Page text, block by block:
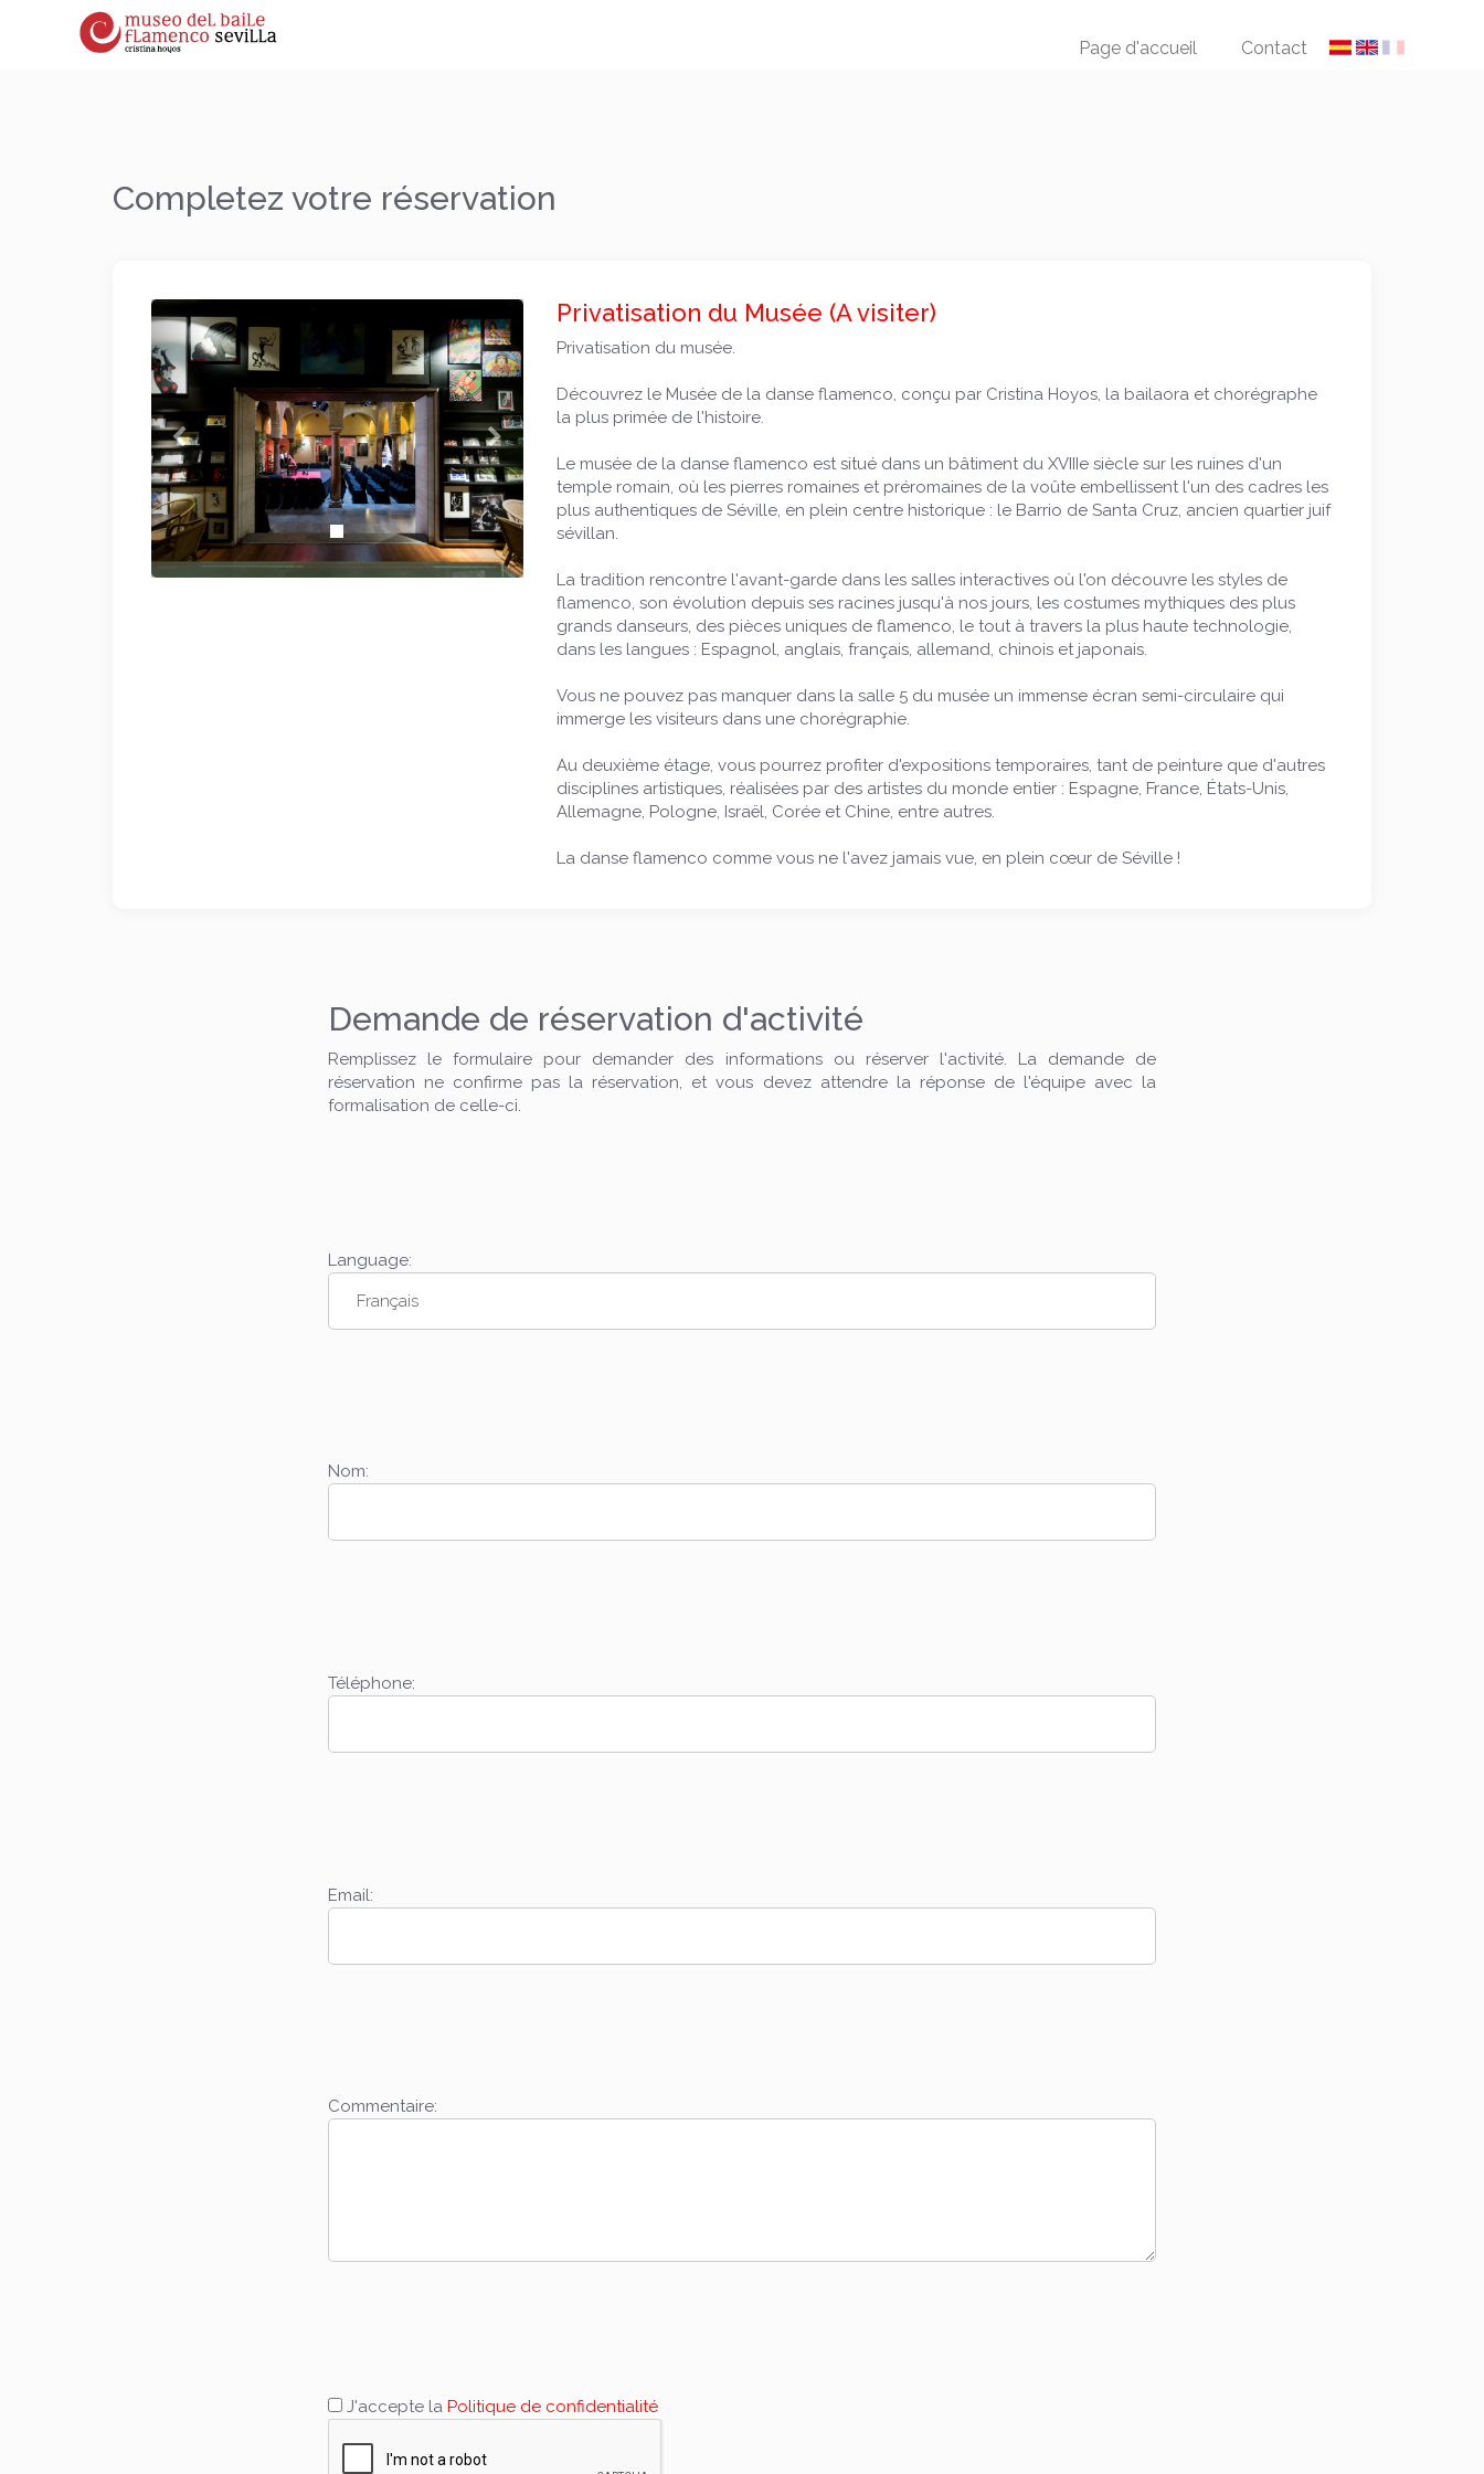
Page d'accueil Contact
Completez votre réservation
Précédent Suivant
Privatisation du Musée (A visiter)
Privatisation du musée.
Découvrez le Musée de la danse flamenco, conçu par Cristina Hoyos, la bailaora et chorégraphe
la plus primée de l'histoire.
Le musée de la danse flamenco est situé dans un bâtiment du XVIIIe siècle sur les ruines d'un
temple romain, où les pierres romaines et préromaines de la voûte embellissent l'un des cadres les
plus authentiques de Séville, en plein centre historique : le Barrio de Santa Cruz, ancien quartier juif
sévillan.
La tradition rencontre l'avant-garde dans les salles interactives où l'on découvre les styles de
flamenco, son évolution depuis ses racines jusqu'à nos jours, les costumes mythiques des plus
grands danseurs, des pièces uniques de flamenco, le tout à travers la plus haute technologie,
dans les langues : Espagnol, anglais, français, allemand, chinois et japonais.
Vous ne pouvez pas manquer dans la salle 5 du musée un immense écran semi-circulaire qui
immerge les visiteurs dans une chorégraphie.
Au deuxième étage, vous pourrez profiter d'expositions temporaires, tant de peinture que d'autres
disciplines artistiques, réalisées par des artistes du monde entier : Espagne, France, États-Unis,
Allemagne, Pologne, Israël, Corée et Chine, entre autres.
La danse flamenco comme vous ne l'avez jamais vue, en plein cœur de Séville !
Demande de réservation d'activité
Remplissez le formulaire pour demander des informations ou réserver l'activité. La demande de
réservation ne confirme pas la réservation, et vous devez attendre la réponse de l'équipe avec la
formalisation de celle-ci.
Language:
Nom:
Téléphone:
Email:
Commentaire:
J'accepte la Politique de confidentialité